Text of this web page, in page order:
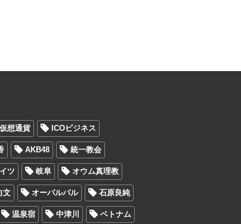
仮想通貨 ICOビジネス
AKB48 統一教会
ツ 岐阜 オウム真理教
文 オーパルパル 石原良純
温泉宿 中津川 ベトナム